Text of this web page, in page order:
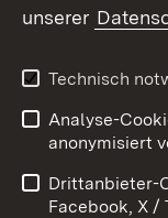
Youtube
Impressum
Barrierefreiheit
unserer
Technisch
Analyse-
anonymisiert
Drittanbieter-
Facebook, X